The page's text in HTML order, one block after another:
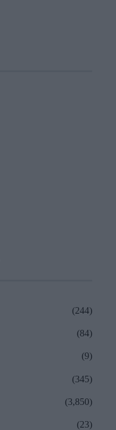
(244)
(84)
(9)
(345)
(3,850)
(23)